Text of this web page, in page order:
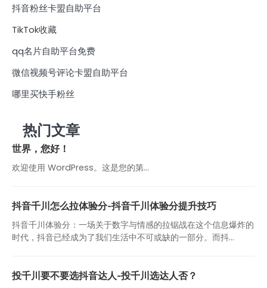
抖音粉丝卡盟自助平台
TikTok收藏
qq名片自助平台免费
微信视频号评论卡盟自助平台
哪里买快手粉丝
热门文章
世界，您好！
欢迎使用 WordPress。这是您的第…
抖音千川怎么拉体验分-抖音千川体验分提升技巧
抖音千川体验分：一场关于数字与情感的拉锯战在这个信息爆炸的
时代，抖音已经成为了我们生活中不可或缺的一部分。而抖...
投千川要不要选抖音达人-投千川选达人否？